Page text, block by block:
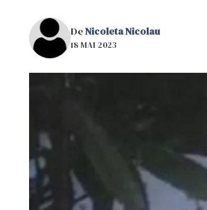
DeNicoleta Nicolau
18 MAI 2023